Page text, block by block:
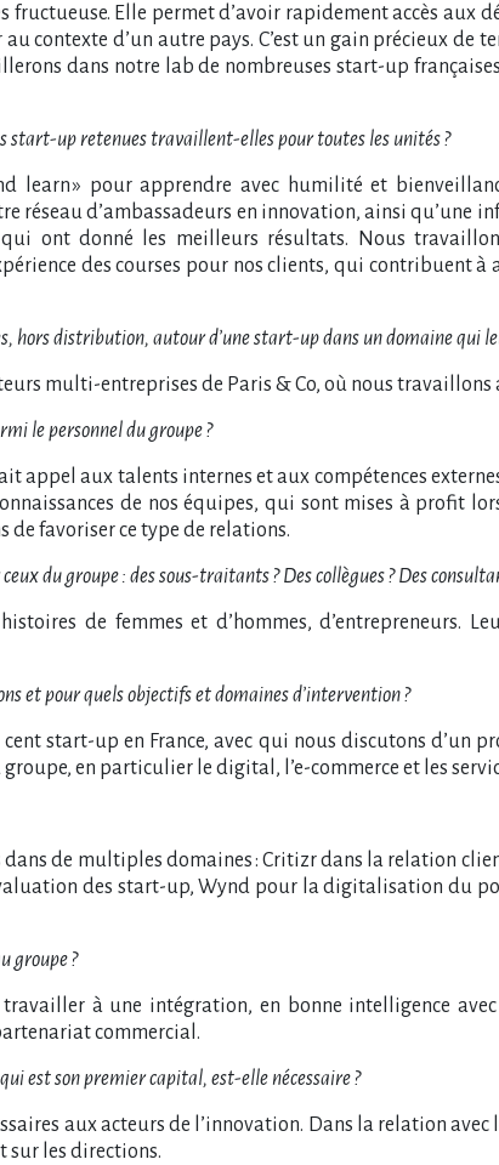
fructueuse. Elle permet d’avoir rapidement accès
contexte d’un autre pays. C’est un gain précieux de
dans notre lab de nombreuses start-up
start-up retenues travaillent-elles pour toutes les unités ?
learn » pour apprendre avec humilité et
réseau d’ambassadeurs en innovation, ainsi qu’une
ont donné les meilleurs résultats. Nous
des courses pour nos clients, qui contribuent
hors distribution, autour d’une start-up dans un domaine qui
multi-entreprises de Paris & Co, où nous travaillons
le personnel du groupe ?
appel aux talents internes et aux compétences
de nos équipes, qui sont mises à profit
de favoriser ce type de relations.
du groupe : des sous-traitants ? Des collègues ? Des
de femmes et d’hommes, d’entrepreneurs.
et pour quels objectifs et domaines d’intervention ?
start-up en France, avec qui nous discutons d’un
groupe, en particulier le digital, l’e-commerce et les
de multiples domaines : Critizr dans la relation
des start-up, Wynd pour la digitalisation du
groupe ?
à une intégration, en bonne intelligence
commercial.
est son premier capital, est-elle nécessaire ?
aux acteurs de l’innovation. Dans la relation
sur les directions.